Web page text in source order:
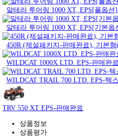
알테라 투어링 1000 XT, EPS[풀옵션
알테라 투어링 1000 XT, EPS[기본
450R (제설패키지-판매완료), 기본
WILDCAT 1000X LTD. EPS-판매완료
WILDCAT TRAIL 700 LTD. EPS-텍
TRV 550 XT EPS-판매완료
상품정보
상품평가